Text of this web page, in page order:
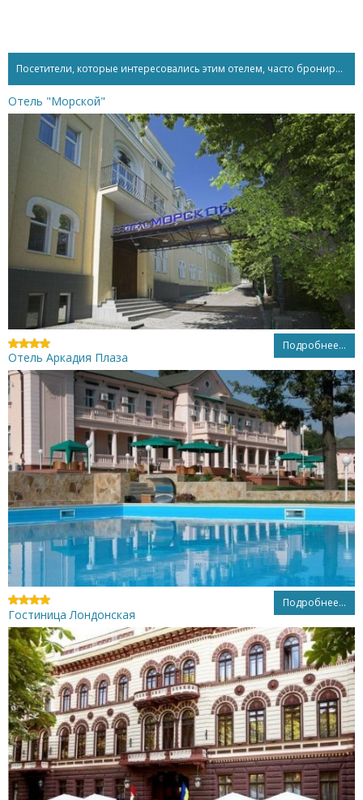
Посетители, которые интересовались этим отелем, часто бронируют...
Отель "Морской"
Подробнее...
Отель Аркадия Плаза
Подробнее...
Гостиница Лондонская